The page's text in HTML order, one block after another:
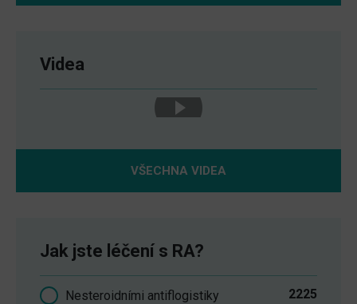
Videa
VŠECHNA VIDEA
Jak jste léčení s RA?
Nesteroidními antiflogistiky 2225